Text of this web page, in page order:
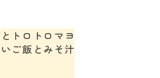
トロトロマヨ
ご飯とみそ汁